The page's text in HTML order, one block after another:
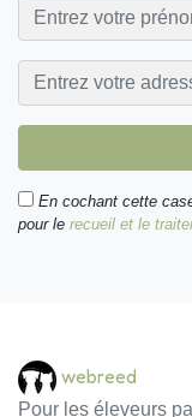
En cochant cette
pour le recueil et le
webreed
Pour les éleveurs